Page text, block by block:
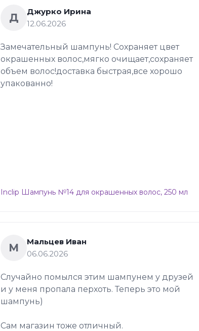
Д
Джурко Ирина
12.06.2026
Замечательный шампунь! Сохраняет цвет
окрашенных волос,мягко очищает,сохраняет
объем волос!доставка быстрая,все хорошо
упакованно!
Inclip Шампунь №14 для окрашенных волос, 250 мл
М
Мальцев Иван
06.06.2026
Случайно помылся этим шампунем у друзей
и у меня пропала перхоть. Теперь это мой
шампунь)
Сам магазин тоже отличный.